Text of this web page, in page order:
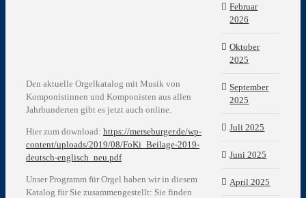
Den aktuelle Orgelkatalog mit Musik von
Komponistinnen und Komponisten aus allen
Jahrhunderten gibt es jetzt auch online.
Hier zum download: https://merseburger.de/wp-
content/uploads/2019/08/FoKi_Beilage-2019-
deutsch-englisch_neu.pdf
Unser Programm für Orgel haben wir in diesem
Katalog für Sie zusammengestellt: Sie finden
Februar
2026
Oktober
2025
September
2025
Juli 2025
Juni 2025
April 2025